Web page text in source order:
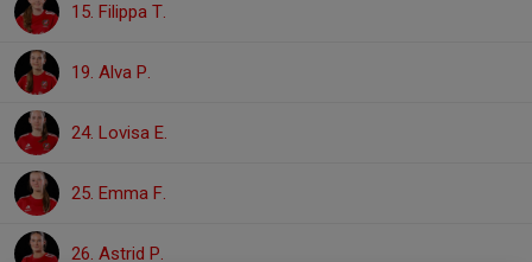
15. Filippa T.
19. Alva P.
24. Lovisa E.
25. Emma F.
26. Astrid P.